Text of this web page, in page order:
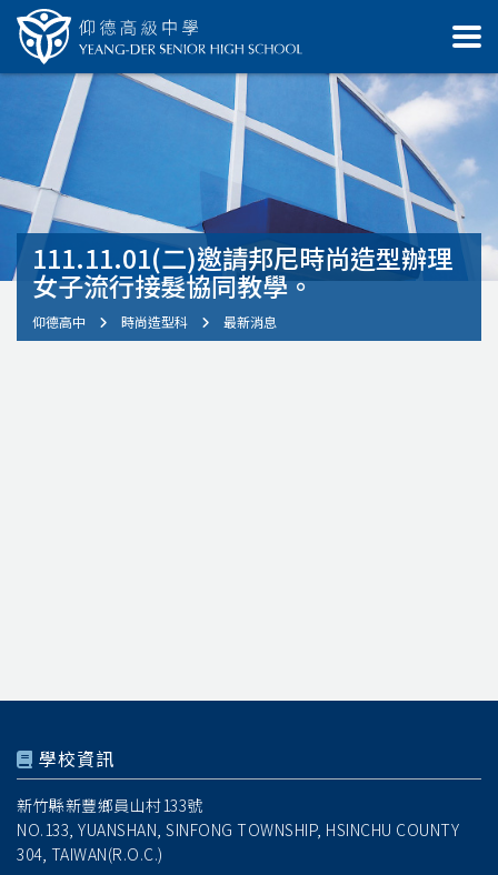
111.11.01(二)邀請邦尼時尚造型辦理
女子流行接髮協同教學。
仰德高中 時尚造型科 最新消息
學校資訊
新竹縣新豐鄉員山村133號
NO.133, YUANSHAN, SINFONG TOWNSHIP, HSINCHU COUNTY
304, TAIWAN(R.O.C.)